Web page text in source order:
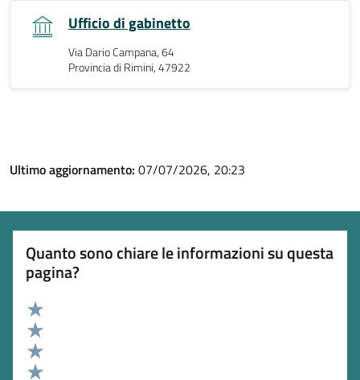
Ufficio di gabinetto
Via Dario Campana, 64
Provincia di Rimini, 47922
Ultimo aggiornamento: 07/07/2026, 20:23
Quanto sono chiare le informazioni su questa
pagina?
Valuta 5 stelle su 5
Valuta 4 stelle su 5
Valuta 3 stelle su 5